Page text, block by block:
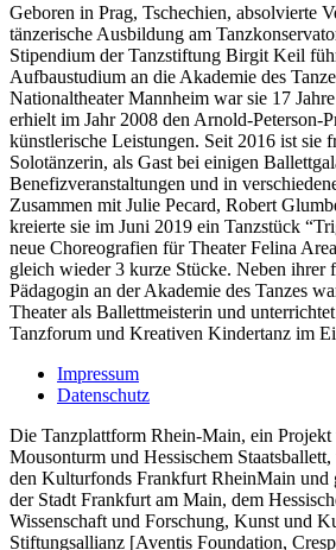
Geboren in Prag, Tschechien, absolvierte
tänzerische Ausbildung am
Stipendium der Tanzstiftung Birgit Keil
Aufbaustudium an die Akademie des
Nationaltheater Mannheim war sie 17
erhielt im Jahr 2008 den Arnold-Peterson-
künstlerische Leistungen. Seit 2016 ist sie
Solotänzerin, als Gast bei einigen
Benefizveranstaltungen und in
Zusammen mit Julie Pecard, Robert
kreierte sie im Juni 2019 ein Tanzstück
neue Choreografien für Theater Felina
gleich wieder 3 kurze Stücke. Neben ihrer
Pädagogin an der Akademie des Tanzes
Theater als Ballettmeisterin und
Tanzforum und Kreativen Kindertanz im
Impressum
Datenschutz
Die Tanzplattform Rhein-Main, ein
Mousonturm und Hessischem
den Kulturfonds Frankfurt RheinMain und
der Stadt Frankfurt am Main, dem
Wissenschaft und Forschung, Kunst und
Stiftungsallianz [Aventis Foundation,